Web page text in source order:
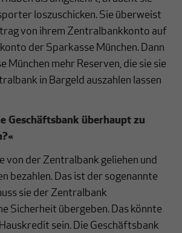
loszuschicken. Sie überweist
von ihrem Zentralbankkonto auf
der Sparkasse München. Dann
München mehr Reserven, die sie sie
in Bargeld auszahlen lassen
Geschäftsbank überhaupt zu
«
von der Zentralbank geliehen und
bezahlen. Das ist der sogenannte
sie der Zentralbank
Sicherheit übergeben. Das könnte
sein. Die Geschäftsbank